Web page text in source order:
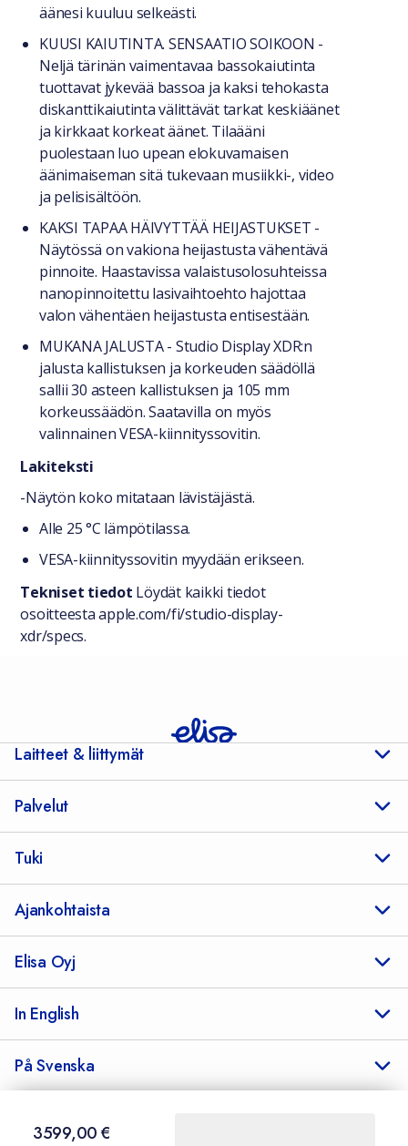
3599,00 €
3599,00€
äänesi kuuluu selkeästi.
KUUSI KAIUTINTA. SENSAATIO SOIKOON -
Neljä tärinän vaimentavaa bassokaiutinta
tuottavat jykevää bassoa ja kaksi tehokasta
diskanttikaiutinta välittävät tarkat keskiäänet
ja kirkkaat korkeat äänet. Tilaääni
puolestaan luo upean elokuvamaisen
äänimaiseman sitä tukevaan musiikki-, video
ja pelisisältöön.
KAKSI TAPAA HÄIVYTTÄÄ HEIJASTUKSET -
Näytössä on vakiona heijastusta vähentävä
pinnoite. Haastavissa valaistusolosuhteissa
nanopinnoitettu lasivaihtoehto hajottaa
valon vähentäen heijastusta entisestään.
MUKANA JALUSTA - Studio Display XDR:n
jalusta kallistuksen ja korkeuden säädöllä
sallii 30 asteen kallistuksen ja 105 mm
korkeussäädön. Saatavilla on myös
valinnainen VESA-kiinnityssovitin.
Lakiteksti
-Näytön koko mitataan lävistäjästä.
Alle 25 °C lämpötilassa.
VESA-kiinnityssovitin myydään erikseen.
Tekniset tiedot Löydät kaikki tiedot
osoitteesta apple.com/fi/studio-display-
xdr/specs.
Laitteet & liittymät
Palvelut
Tuki
Ajankohtaista
Elisa Oyj
In English
På Svenska
Sopimusehdot